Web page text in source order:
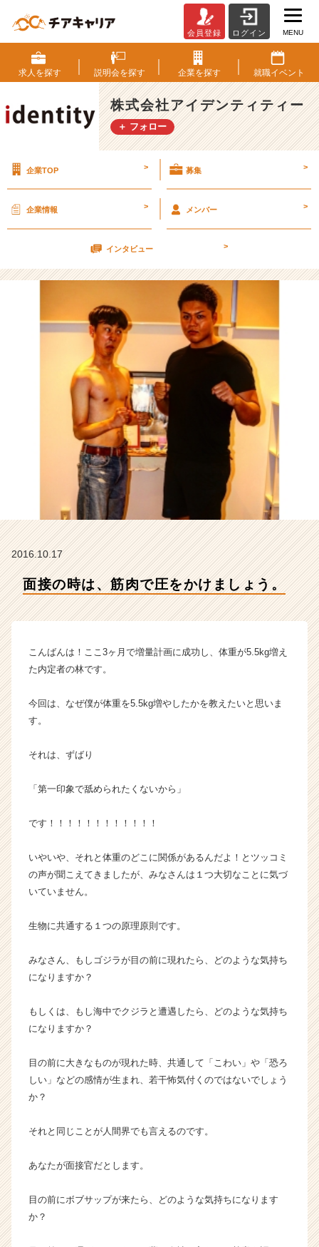
接
の
時
は、
筋
肉
か
し
ょ
【株
会
社
ア
イ
デ
ン
テ
ィ
テ
ィ
ー
の
タ
イ
ム
|
ベ
チ
ー・
企
ウ
就
活
ト
キ
ア
e
r
r
会員登録 ログイン MENU
求人を探す 説明会を探す 企業を探す 就職イベント
株式会社アイデンティティー
＋ フォロー
企業TOP > 募集 >
企業情報 > メンバー >
インタビュー >
2016.10.17
面接の時は、筋肉で圧をかけましょう。
こんばんは！ここ3ヶ月で増量計画に成功し、体重が5.5kg増え
た内定者の林です。
今回は、なぜ僕が体重を5.5kg増やしたかを教えたいと思いま
す。
それは、ずばり
「第一印象で舐められたくないから」
です！！！！！！！！！！！！
いやいや、それと体重のどこに関係があるんだよ！とツッコミ
の声が聞こえてきましたが、みなさんは１つ大切なことに気づ
いていません。
生物に共通する１つの原理原則です。
みなさん、もしゴジラが目の前に現れたら、どのような気持ち
になりますか？
もしくは、もし海中でクジラと遭遇したら、どのような気持ち
になりますか？
目の前に大きなものが現れた時、共通して「こわい」や「恐ろ
しい」などの感情が生まれ、若干怖気付くのではないでしょう
か？
それと同じことが人間界でも言えるのです。
あなたが面接官だとします。
目の前にボブサップが来たら、どのような気持ちになります
か？